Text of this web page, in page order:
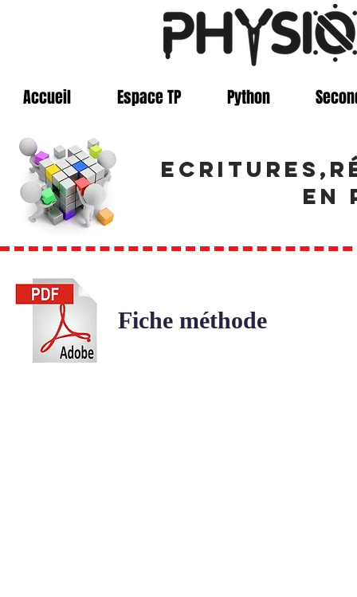
Accueil Espace TP Python
en
Fiche méthode